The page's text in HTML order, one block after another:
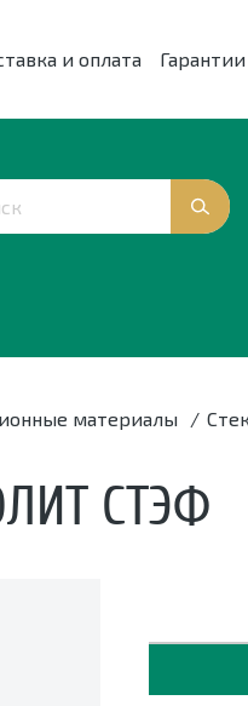
и оплата Гарантии
материалы /
СТЭФ